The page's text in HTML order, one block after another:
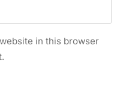
in this browser